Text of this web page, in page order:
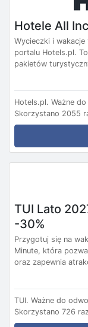
Hotele All
Wycieczki i wakacje
portalu Hotels.pl.
pakietów
Hotels.pl. Ważne do
Skorzystano 2055
TUI Lato
-30%
Przygotuj się na
Minute, która
oraz zapewnia
TUI. Ważne do
Skorzystano 726